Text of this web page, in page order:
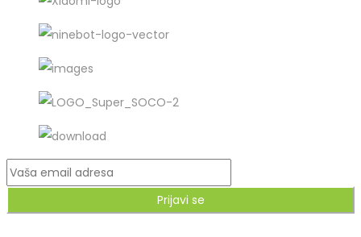
Prijavi se